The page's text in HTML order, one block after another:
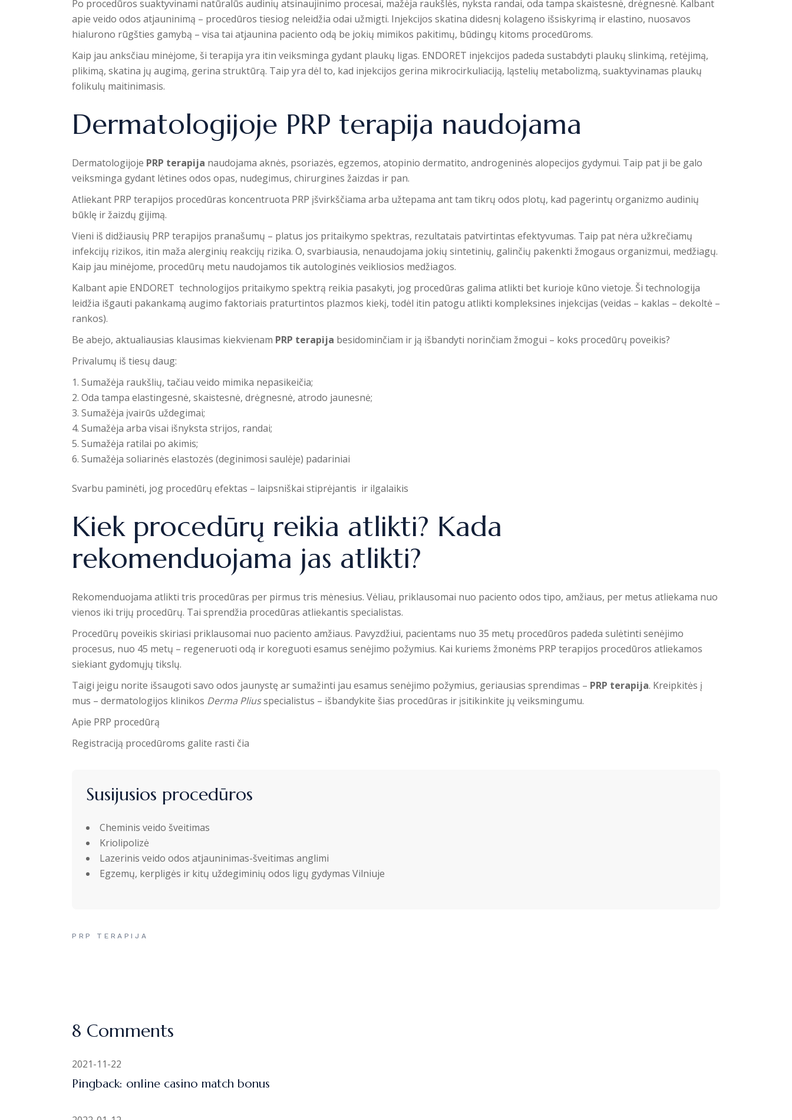
Po procedūros suaktyvinami natūralūs audinių atsinaujinimo procesai, mažėja raukšlės, nyksta randai, oda tampa skaistesnė, drėgnesnė. Kalbant
apie veido odos atjauninimą – procedūros tiesiog neleidžia odai užmigti. Injekcijos skatina didesnį kolageno išsiskyrimą ir elastino, nuosavos
hialurono rūgšties gamybą – visa tai atjaunina paciento odą be jokių mimikos pakitimų, būdingų kitoms procedūroms.
Kaip jau anksčiau minėjome, ši terapija yra itin veiksminga gydant plaukų ligas. ENDORET injekcijos padeda sustabdyti plaukų slinkimą, retėjimą,
plikimą, skatina jų augimą, gerina struktūrą. Taip yra dėl to, kad injekcijos gerina mikrocirkuliaciją, ląstelių metabolizmą, suaktyvinamas plaukų
folikulų maitinimasis.
Dermatologijoje PRP terapija naudojama
Dermatologijoje PRP terapija naudojama aknės, psoriazės, egzemos, atopinio dermatito, androgeninės alopecijos gydymui. Taip pat ji be galo
veiksminga gydant lėtines odos opas, nudegimus, chirurgines žaizdas ir pan.
Atliekant PRP terapijos procedūras koncentruota PRP įšvirkščiama arba užtepama ant tam tikrų odos plotų, kad pagerintų organizmo audinių
būklę ir žaizdų gijimą.
Vieni iš didžiausių PRP terapijos pranašumų – platus jos pritaikymo spektras, rezultatais patvirtintas efektyvumas. Taip pat nėra užkrečiamų
infekcijų rizikos, itin maža alerginių reakcijų rizika. O, svarbiausia, nenaudojama jokių sintetinių, galinčių pakenkti žmogaus organizmui, medžiagų.
Kaip jau minėjome, procedūrų metu naudojamos tik autologinės veikliosios medžiagos.
Kalbant apie ENDORET technologijos pritaikymo spektrą reikia pasakyti, jog procedūras galima atlikti bet kurioje kūno vietoje. Ši technologija
leidžia išgauti pakankamą augimo faktoriais praturtintos plazmos kiekį, todėl itin patogu atlikti kompleksines injekcijas (veidas – kaklas – dekoltė –
rankos).
Be abejo, aktualiausias klausimas kiekvienam PRP terapija besidominčiam ir ją išbandyti norinčiam žmogui – koks procedūrų poveikis?
Privalumų iš tiesų daug:
Sumažėja raukšlių, tačiau veido mimika nepasikeičia;
Oda tampa elastingesnė, skaistesnė, drėgnesnė, atrodo jaunesnė;
Sumažėja įvairūs uždegimai;
Sumažėja arba visai išnyksta strijos, randai;
Sumažėja ratilai po akimis;
Sumažėja soliarinės elastozės (deginimosi saulėje) padariniai
Svarbu paminėti, jog procedūrų efektas – laipsniškai stiprėjantis ir ilgalaikis
Kiek procedūrų reikia atlikti? Kada
rekomenduojama jas atlikti?
Rekomenduojama atlikti tris procedūras per pirmus tris mėnesius. Vėliau, priklausomai nuo paciento odos tipo, amžiaus, per metus atliekama nuo
vienos iki trijų procedūrų. Tai sprendžia procedūras atliekantis specialistas.
Procedūrų poveikis skiriasi priklausomai nuo paciento amžiaus. Pavyzdžiui, pacientams nuo 35 metų procedūros padeda sulėtinti senėjimo
procesus, nuo 45 metų – regeneruoti odą ir koreguoti esamus senėjimo požymius. Kai kuriems žmonėms PRP terapijos procedūros atliekamos
siekiant gydomųjų tikslų.
Taigi jeigu norite išsaugoti savo odos jaunystę ar sumažinti jau esamus senėjimo požymius, geriausias sprendimas – PRP terapija. Kreipkitės į
mus – dermatologijos klinikos Derma Pliusspecialistus – išbandykite šias procedūras ir įsitikinkite jų veiksmingumu.
Apie PRP procedūrą
Registraciją procedūroms galite rasti čia
Susijusios procedūros
Cheminis veido šveitimas
Kriolipolizė
Lazerinis veido odos atjauninimas-šveitimas anglimi
Egzemų, kerpligės ir kitų uždegiminių odos ligų gydymas Vilniuje
PRP TERAPIJA
8 Comments
2021-11-22
Pingback: online casino match bonus